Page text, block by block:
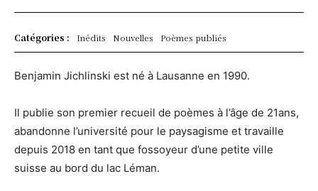
Catégories : Inédits Nouvelles Poèmes publiés
Benjamin Jichlinski est né à Lausanne en 1990.
Il publie son premier recueil de poèmes à l’âge de 21ans,
abandonne l’université pour le paysagisme et travaille
depuis 2018 en tant que fossoyeur d’une petite ville
suisse au bord du lac Léman.